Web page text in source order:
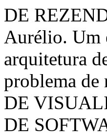
DE
Aurélio. Um
arquitetura
problema de
DE
DE